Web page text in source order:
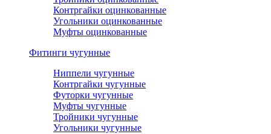
Контргайки оцинкованные
Угольники оцинкованные
Муфты оцинкованные
Фитинги чугунные
Ниппели чугунные
Контргайки чугунные
Футорки чугунные
Муфты чугунные
Тройники чугунные
Угольники чугунные